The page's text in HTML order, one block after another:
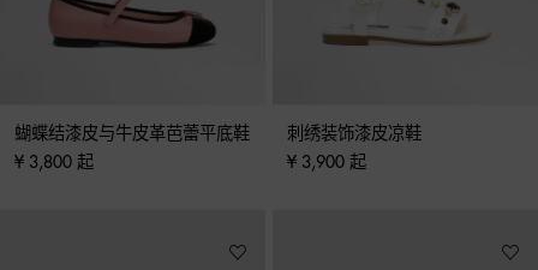
蝴蝶结漆皮与牛皮革芭蕾平底鞋
¥ 3,800 起
刺绣装饰漆皮凉鞋
¥ 3,900 起